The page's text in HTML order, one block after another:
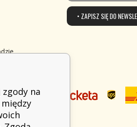
• ZAPISZ SIĘ DO
na